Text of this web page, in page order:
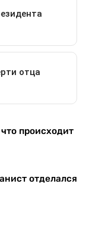
происходит
отделался